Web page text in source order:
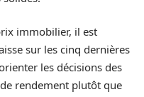
immobilier, il est
sur les cinq dernières
les décisions des
rendement plutôt que